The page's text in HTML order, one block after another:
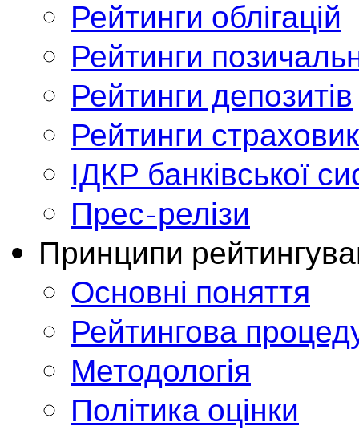
Рейтинги облігацій
Рейтинги
Рейтинги депозитів
Рейтинги
ІДКР банківської
Прес-релізи
Принципи
Основні поняття
Рейтингова
Методологія
Політика оцінки